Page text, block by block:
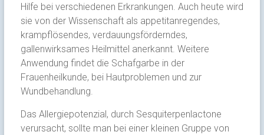
Hilfe bei verschiedenen Erkrankungen. Auch heute wird
sie von der Wissenschaft als appetitanregendes,
krampflösendes, verdauungsförderndes,
gallenwirksames Heilmittel anerkannt. Weitere
Anwendung findet die Schafgarbe in der
Frauenheilkunde, bei Hautproblemen und zur
Wundbehandlung.
Das Allergiepotenzial, durch Sesquiterpenlactone
verursacht, sollte man bei einer kleinen Gruppe von